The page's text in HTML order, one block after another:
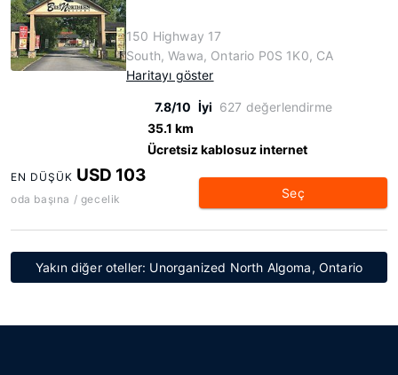
150 Highway 17
South, Wawa, Ontario P0S 1K0, CA
Haritayı göster
7.8/10 İyi 627 değerlendirme
35.1 km
Ücretsiz kablosuz internet
EN DÜŞÜK USD 103
oda başına / gecelik Seç
Yakın diğer oteller: Unorganized North Algoma, Ontario